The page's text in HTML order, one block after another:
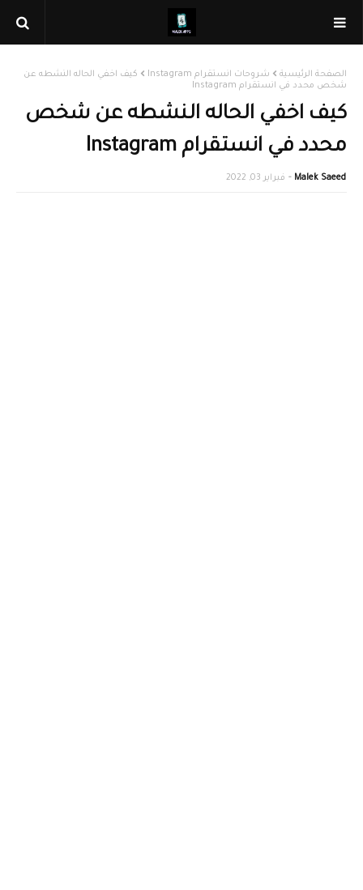
الصفحة الرئيسية شروحات انستقرام Instagram
كيف اخفي الحاله النشطه عن
شخص محدد في انستقرام Instagram
كيف اخفي الحاله النشطه عن شخص
محدد في انستقرام Instagram
Malek Saeed فبراير 03, 2022